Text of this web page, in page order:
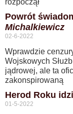
rozpoczął
Powrót
Michalkiewicz
02-6-2022
Wprawdzie
Wojskowych
jądrowej, ale ta
zakonspirowaną
Herod Roku
01-5-2022